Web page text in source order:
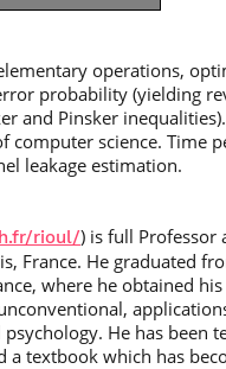
operations,
probability (yielding
and Pinsker
computer science.
leakage estimation.
rioul/) is full Professor
France. He graduated
where he obtained
He has
textbook which has